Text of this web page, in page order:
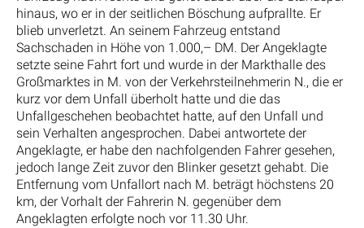
hinaus, wo er in der seitlichen Böschung aufprallte. Er
blieb unverletzt. An seinem Fahrzeug entstand
Sachschaden in Höhe von 1.000,– DM. Der Angeklagte
setzte seine Fahrt fort und wurde in der Markthalle des
Großmarktes in M. von der Verkehrsteilnehmerin N., die er
kurz vor dem Unfall überholt hatte und die das
Unfallgeschehen beobachtet hatte, auf den Unfall und
sein Verhalten angesprochen. Dabei antwortete der
Angeklagte, er habe den nachfolgenden Fahrer gesehen,
jedoch lange Zeit zuvor den Blinker gesetzt gehabt. Die
Entfernung vom Unfallort nach M. beträgt höchstens 20
km, der Vorhalt der Fahrerin N. gegenüber dem
Angeklagten erfolgte noch vor 11.30 Uhr.